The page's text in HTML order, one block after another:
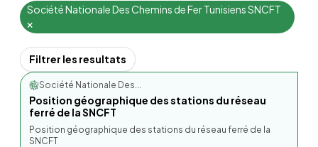
Société Nationale Des Chemins de Fer Tunisiens SNCFT
Filtrer les resultats
Société Nationale Des...
Position géographique des stations du réseau
ferré de la SNCFT
Position géographique des stations du réseau ferré de la
SNCFT